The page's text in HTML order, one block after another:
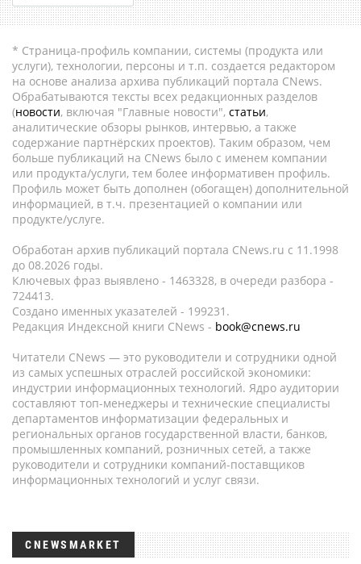
* Страница-профиль компании, системы (продукта или
услуги), технологии, персоны и т.п. создается редактором
на основе анализа архива публикаций портала CNews.
Обрабатываются тексты всех редакционных разделов
(новости, включая "Главные новости", статьи,
аналитические обзоры рынков, интервью, а также
содержание партнёрских проектов). Таким образом, чем
больше публикаций на CNews было с именем компании
или продукта/услуги, тем более информативен профиль.
Профиль может быть дополнен (обогащен) дополнительной
информацией, в т.ч. презентацией о компании или
продукте/услуге.
Обработан архив публикаций портала CNews.ru c 11.1998
до 08.2026 годы.
Ключевых фраз выявлено - 1463328, в очереди разбора -
724413.
Создано именных указателей - 199231.
Редакция Индексной книги CNews - book@cnews.ru
Читатели CNews — это руководители и сотрудники одной
из самых успешных отраслей российской экономики:
индустрии информационных технологий. Ядро аудитории
составляют топ-менеджеры и технические специалисты
департаментов информатизации федеральных и
региональных органов государственной власти, банков,
промышленных компаний, розничных сетей, а также
руководители и сотрудники компаний-поставщиков
информационных технологий и услуг связи.
CNEWSMARKET